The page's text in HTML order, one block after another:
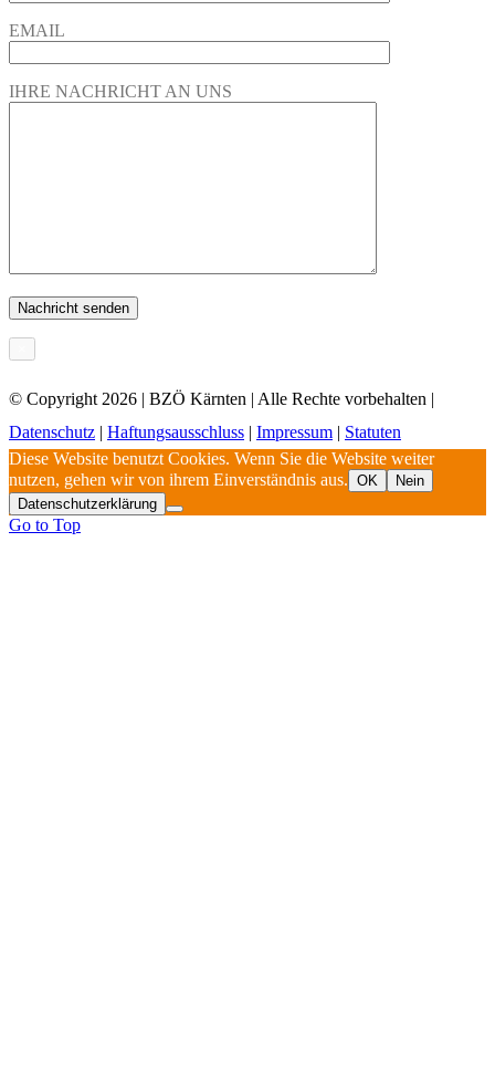
EMAIL
IHRE NACHRICHT AN UNS
© Copyright 2026 | BZÖ Kärnten | Alle Rechte vorbehalten |
Datenschutz | Haftungsausschluss | Impressum | Statuten
Diese Website benutzt Cookies. Wenn Sie die Website weiter
nutzen, gehen wir von ihrem Einverständnis aus. OK
Nein
Datenschutzerklärung
Go to Top